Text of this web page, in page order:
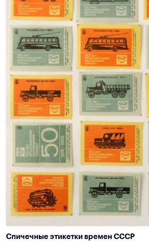
Спичечные этикетки времен СССР